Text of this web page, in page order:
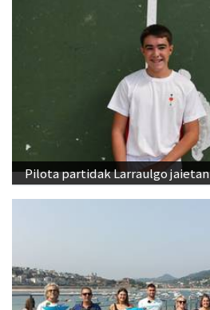
Pilota partidak Larraulgo jaietan